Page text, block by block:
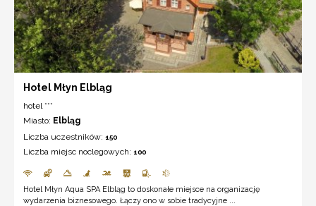
Hotel Młyn Elbląg
hotel ***
Miasto: Elbląg
Liczba uczestników: 150
Liczba miejsc noclegowych: 100
Hotel Młyn Aqua SPA Elbląg to doskonałe miejsce na organizację
wydarzenia biznesowego. Łączy ono w sobie tradycyjne ...